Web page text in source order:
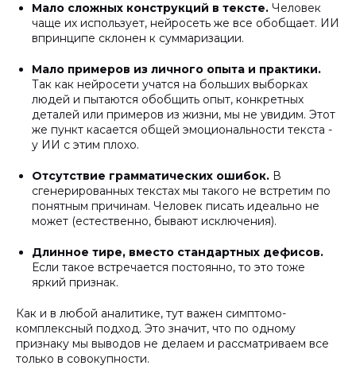
Мало сложных конструкций в тексте. Человек
чаще их использует, нейросеть же все обобщает. ИИ
впринципе склонен к суммаризации.
Мало примеров из личного опыта и практики.
Так как нейросети учатся на больших выборках
людей и пытаются обобщить опыт, конкретных
деталей или примеров из жизни, мы не увидим. Этот
же пункт касается общей эмоциональности текста -
у ИИ с этим плохо.
Отсутствие грамматических ошибок. В
сгенерированных текстах мы такого не встретим по
понятным причинам. Человек писать идеально не
может (естественно, бывают исключения).
Длинное тире, вместо стандартных дефисов.
Если такое встречается постоянно, то это тоже
яркий признак.
Как и в любой аналитике, тут важен симптомо-
комплексный подход. Это значит, что по одному
признаку мы выводов не делаем и рассматриваем все
только в совокупности.